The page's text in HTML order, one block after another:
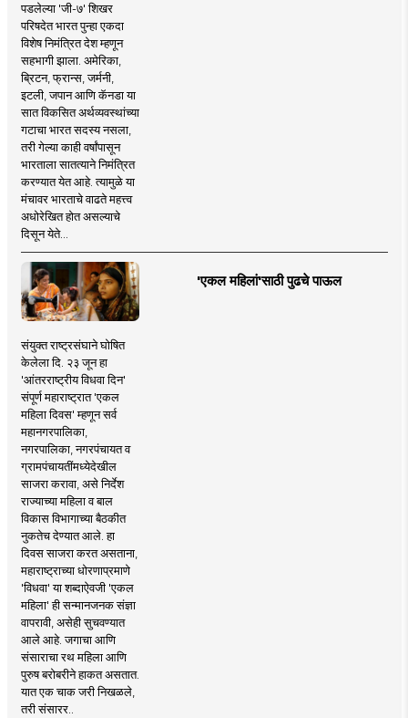
पडलेल्या 'जी-७' शिखर
परिषदेत भारत पुन्हा एकदा
विशेष निमंत्रित देश म्हणून
सहभागी झाला. अमेरिका,
ब्रिटन, फ्रान्स, जर्मनी,
इटली, जपान आणि कॅनडा या
सात विकसित अर्थव्यवस्थांच्या
गटाचा भारत सदस्य नसला,
तरी गेल्या काही वर्षांपासून
भारताला सातत्याने निमंत्रित
करण्यात येत आहे. त्यामुळे या
मंचावर भारताचे वाढते महत्त्व
अधोरेखित होत असल्याचे
दिसून येते...
'एकल महिलां'साठी पुढचे पाऊल
संयुक्त राष्ट्रसंघाने घोषित
केलेला दि. २३ जून हा
'आंतरराष्ट्रीय विधवा दिन'
संपूर्ण महाराष्ट्रात 'एकल
महिला दिवस' म्हणून सर्व
महानगरपालिका,
नगरपालिका, नगरपंचायत व
ग्रामपंचायतींमध्येदेखील
साजरा करावा, असे निर्देश
राज्याच्या महिला व बाल
विकास विभागाच्या बैठकीत
नुकतेच देण्यात आले. हा
दिवस साजरा करत असताना,
महाराष्ट्राच्या धोरणाप्रमाणे
'विधवा' या शब्दाऐवजी 'एकल
महिला' ही सन्मानजनक संज्ञा
वापरावी, असेही सुचवण्यात
आले आहे. जगाचा आणि
संसाराचा रथ महिला आणि
पुरुष बरोबरीने हाकत असतात.
यात एक चाक जरी निखळले,
तरी संसारर..